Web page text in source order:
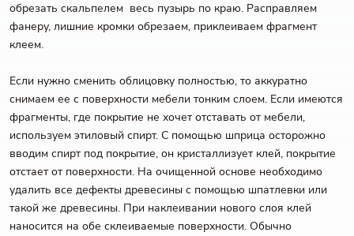
обрезать скальпелем весь пузырь по краю. Расправляем
фанеру, лишние кромки обрезаем, приклеиваем фрагмент
клеем.
Если нужно сменить облицовку полностью, то аккуратно
снимаем ее с поверхности мебели тонким слоем. Если имеются
фрагменты, где покрытие не хочет отставать от мебели,
используем этиловый спирт. С помощью шприца осторожно
вводим спирт под покрытие, он кристаллизует клей, покрытие
отстает от поверхности. На очищенной основе необходимо
удалить все дефекты древесины с помощью шпатлевки или
такой же древесины. При наклеивании нового слоя клей
наносится на обе склеиваемые поверхности. Обычно